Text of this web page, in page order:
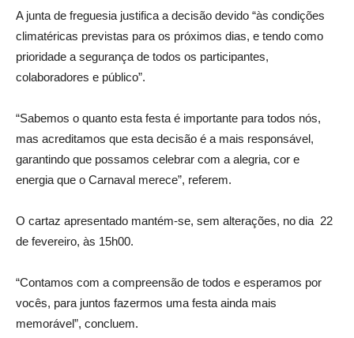
A junta de freguesia justifica a decisão devido “às condições
climatéricas previstas para os próximos dias, e tendo como
prioridade a segurança de todos os participantes,
colaboradores e público”.
“Sabemos o quanto esta festa é importante para todos nós,
mas acreditamos que esta decisão é a mais responsável,
garantindo que possamos celebrar com a alegria, cor e
energia que o Carnaval merece”, referem.
O cartaz apresentado mantém-se, sem alterações, no dia 22
de fevereiro, às 15h00.
“Contamos com a compreensão de todos e esperamos por
vocês, para juntos fazermos uma festa ainda mais
memorável”, concluem.